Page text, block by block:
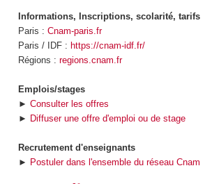
Informations, Inscriptions, scolarité, tarifs
Paris : Cnam-paris.fr
Paris / IDF : https://cnam-idf.fr/
Régions : regions.cnam.fr
Emplois/stages
► Consulter les offres
► Diffuser une offre d'emploi ou de stage
Recrutement d'enseignants
► Postuler dans l'ensemble du réseau Cnam